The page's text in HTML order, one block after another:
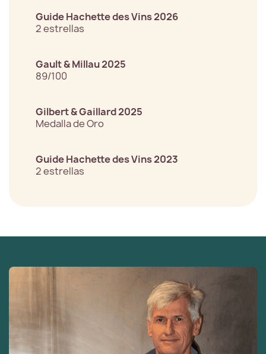
Guide Hachette des Vins 2026
2 estrellas
Gault & Millau 2025
89/100
Gilbert & Gaillard 2025
Medalla de Oro
Guide Hachette des Vins 2023
2 estrellas